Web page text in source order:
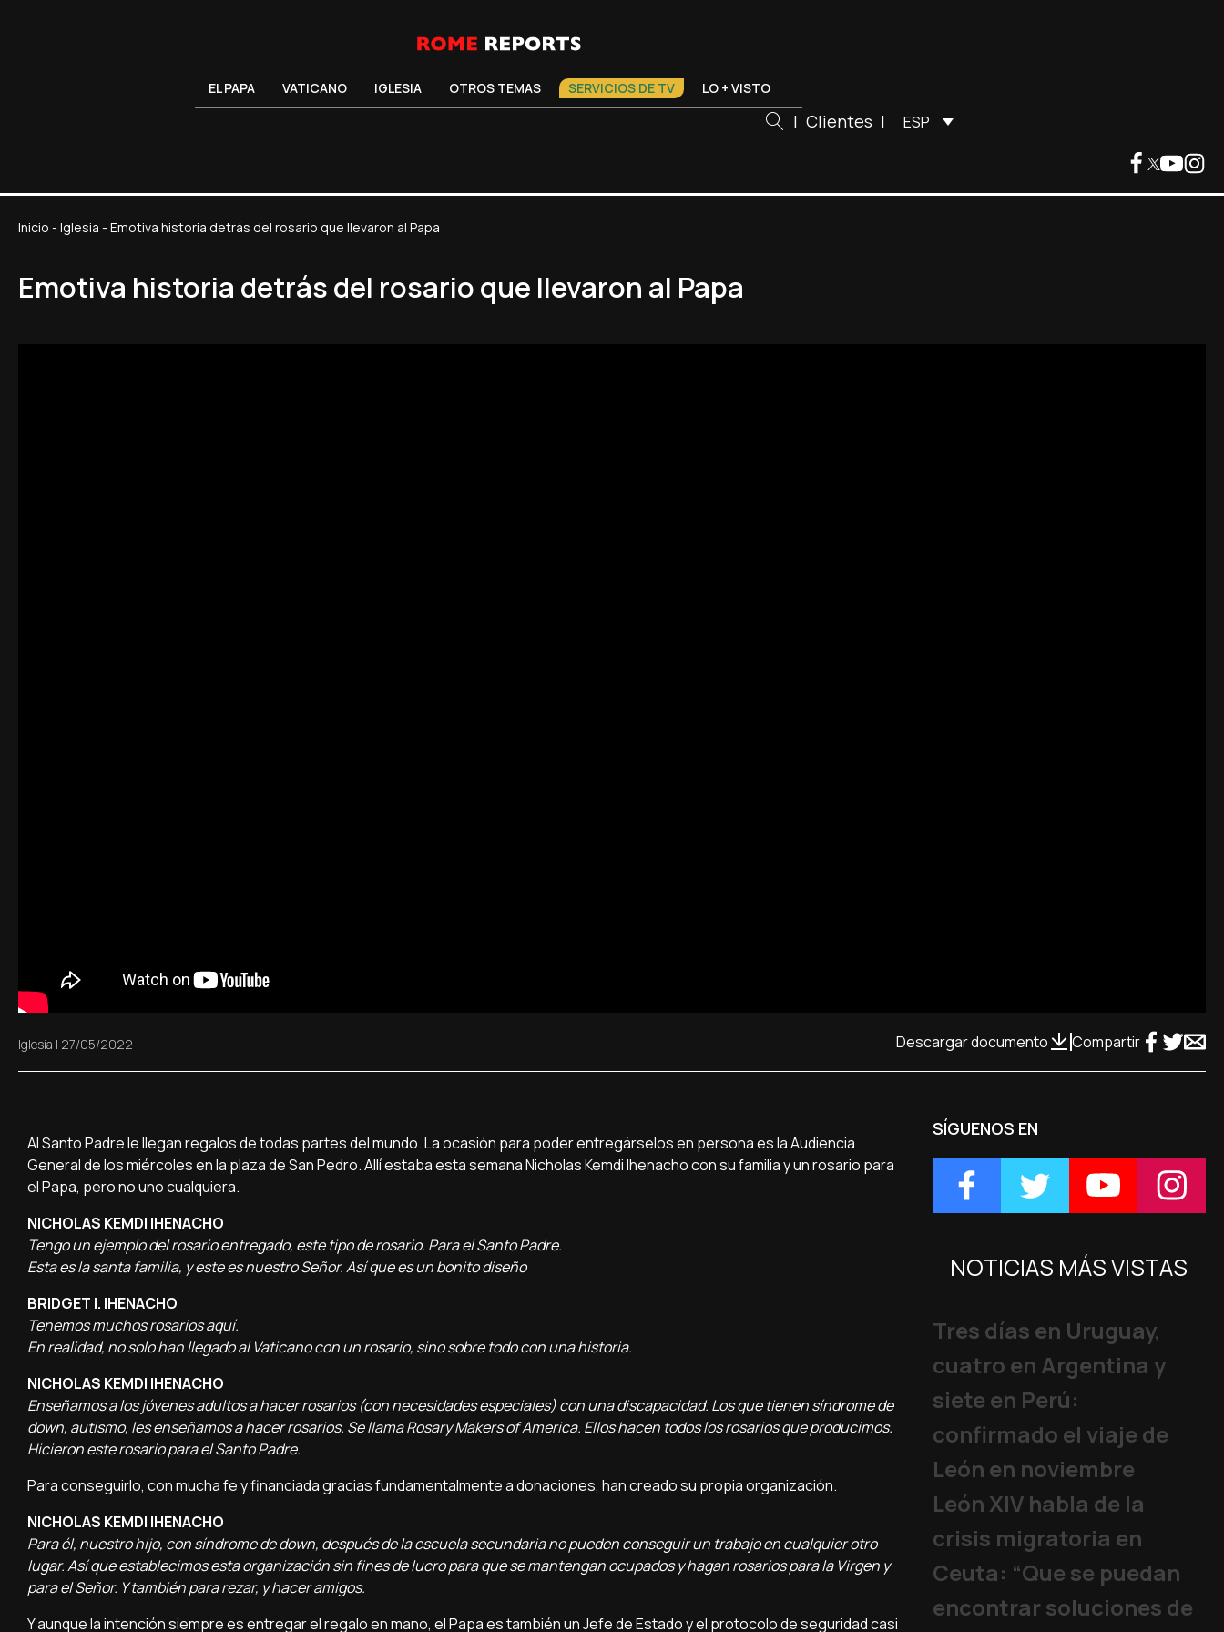
EL PAPA VATICANO IGLESIA OTROS TEMAS SERVICIOS DE TV LO + VISTO
| Clientes | ESP
Inicio - Iglesia - Emotiva historia detrás del rosario que llevaron al Papa
Emotiva historia detrás del rosario que llevaron al Papa
Iglesia | 27/05/2022 Descargar documento Compartir
Al Santo Padre le llegan regalos de todas partes del mundo. La ocasión para poder entregárselos en persona es la Audiencia
General de los miércoles en la plaza de San Pedro. Allí estaba esta semana Nicholas Kemdi Ihenacho con su familia y un rosario para
el Papa, pero no uno cualquiera.
NICHOLAS KEMDI IHENACHO
Tengo un ejemplo del rosario entregado, este tipo de rosario. Para el Santo Padre.
Esta es la santa familia, y este es nuestro Señor. Así que es un bonito diseño
BRIDGET I. IHENACHO
Tenemos muchos rosarios aquí.
En realidad, no solo han llegado al Vaticano con un rosario, sino sobre todo con una historia.
NICHOLAS KEMDI IHENACHO
Enseñamos a los jóvenes adultos a hacer rosarios (con necesidades especiales) con una discapacidad. Los que tienen síndrome de
down, autismo, les enseñamos a hacer rosarios. Se llama Rosary Makers of America. Ellos hacen todos los rosarios que producimos.
Hicieron este rosario para el Santo Padre.
Para conseguirlo, con mucha fe y financiada gracias fundamentalmente a donaciones, han creado su propia organización.
NICHOLAS KEMDI IHENACHO
Para él, nuestro hijo, con síndrome de down, después de la escuela secundaria no pueden conseguir un trabajo en cualquier otro
lugar. Así que establecimos esta organización sin fines de lucro para que se mantengan ocupados y hagan rosarios para la Virgen y
para el Señor. Y también para rezar, y hacer amigos.
Y aunque la intención siempre es entregar el regalo en mano, el Papa es también un Jefe de Estado y el protocolo de seguridad casi
SÍGUENOS EN
NOTICIAS MÁS VISTAS
Tres días en Uruguay,
cuatro en Argentina y
siete en Perú:
confirmado el viaje de
León en noviembre
León XIV habla de la
crisis migratoria en
Ceuta: “Que se puedan
encontrar soluciones de